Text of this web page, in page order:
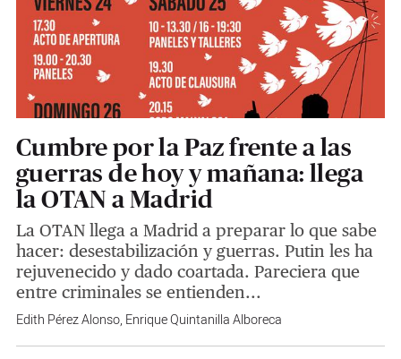
Cumbre por la Paz frente a las
guerras de hoy y mañana: llega
la OTAN a Madrid
La OTAN llega a Madrid a preparar lo que sabe
hacer: desestabilización y guerras. Putin les ha
rejuvenecido y dado coartada. Pareciera que
entre criminales se entienden...
Edith Pérez Alonso, Enrique Quintanilla Alboreca